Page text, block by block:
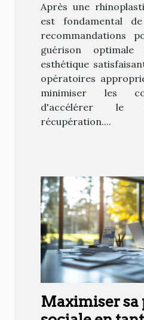
?
Après une
est fondamental
recommandations
guérison
esthétique
opératoires
minimiser les
d'accélérer le
récupération....
Maximiser